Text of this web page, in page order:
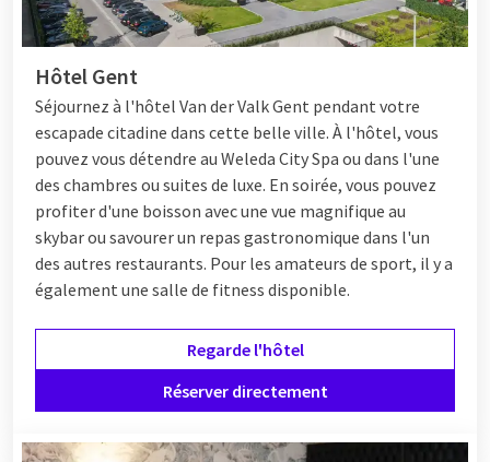
confortables, la ville a de quoi satisfaire tout le monde. Que
vous soyez à la recherche d'une escapade romantique, de
vacances en famille ou d'un voyage d'affaires, Gand offre une
grande diversité d'hébergements.
Van der Valk Gent
L'hôtel Drongen - Gentest un excellent choix pour les clients
qui recherchent le confort et la commodité. Situé juste à
l'extérieur du centre-ville, cet hôtel offre un environnement
calme. Vous cherchez un restaurant à Gand ? L'hôtel dispose
déjeuner et le dîner. Le restaurant dispose également d'une
salle de jeux pour que vous puissiez savourer des délices
culinaires avec toute la famille.
Le Van der Valk Hotel Gentoffre une expérience
Hôtel Gent
Séjournez à l'hôtel Van der Valk Gent pendant votre
escapade citadine dans cette belle ville. À l'hôtel, vous
pouvez vous détendre au Weleda City Spa ou dans l'une
des chambres ou suites de luxe. En soirée, vous pouvez
profiter d'une boisson avec une vue magnifique au
skybar ou savourer un repas gastronomique dans l'un
des autres restaurants. Pour les amateurs de sport, il y a
également une salle de fitness disponible.
Regarde l'hôtel
Réserver directement